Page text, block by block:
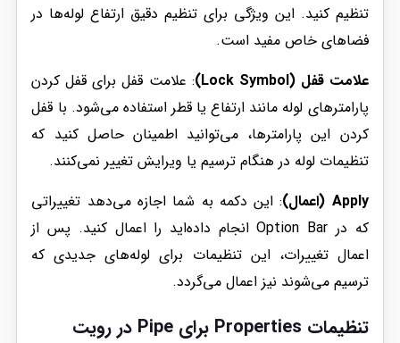
تنظیم کنید. این ویژگی برای تنظیم دقیق ارتفاع لوله‌ها در
فضاهای خاص مفید است.
علامت قفل (Lock Symbol)
: علامت قفل برای قفل کردن
پارامترهای لوله مانند ارتفاع یا قطر استفاده می‌شود. با قفل
کردن این پارامترها، می‌توانید اطمینان حاصل کنید که
تنظیمات لوله در هنگام ترسیم یا ویرایش تغییر نمی‌کنند.
Apply (اعمال)
: این دکمه به شما اجازه می‌دهد تغییراتی
که در Option Bar انجام داده‌اید را اعمال کنید. پس از
اعمال تغییرات، این تنظیمات برای لوله‌های جدیدی که
ترسیم می‌شوند نیز اعمال می‌گردد.
تنظیمات Properties برای Pipe در رویت